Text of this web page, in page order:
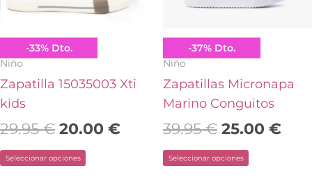
-33%Dto.
Niño
Zapatilla 15035003 Xti
kids
29.95€ 20.00 €
Seleccionar opciones
opciones
pueden
elegir
en
la
página
producto
-37% Dto.
Conguitos
Niño
Zapatillas Micronapa
Marino Conguitos
39.95€ 25.00 €
Seleccionar opciones
opciones
pueden
elegir
en
la
página
producto